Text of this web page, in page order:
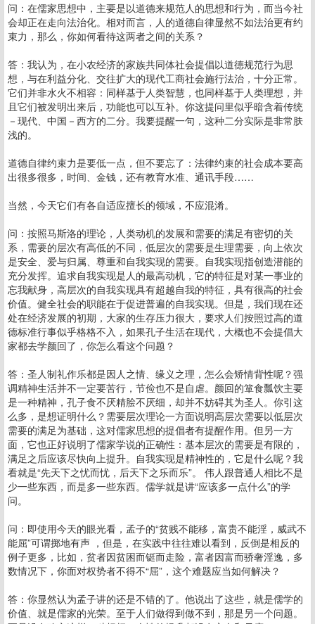
问：在儒家思想中，主要是以道德来规范人的思想和行为，而当今社
会却正在走向法治化。相对而言，人的道德自律显然不如法治更有约
束力，那么，你如何看待这两者之间的关系？
答：我认为，在小农经济的家族共同体社会提倡以道德规范行为思
想，与在利益分化、交往扩大的现代工商社会施行法治，十分正常。
它们并非水火不相容：同样基于人类智慧，也同样基于人类理想，并
且它们被发明出来后，功能也可以互补。你这提问里似乎暗含着传统
－现代、中国－西方的二分。我要提醒一句，这种二分实际是非常肤
浅的。
道德自律约束力是要低一点，但不要忘了：法律约束的社会成本要高
出很多很多，时间、金钱，还有教育水准、通讯手段……
当然，今天它们有各自适应擅长的领域，不应混淆。
问：按照马斯洛的理论，人类动机的发展和需要的满足有密切的关
系，需要的层次有高低的不同，低层次的需要是生理需要，向上依次
是安全、爱与归属、尊重和自我实现的需要。自我实现指创造潜能的
充分发挥。追求自我实现是人的最高动机，它的特征是对某一事业的
忘我献身，高层次的自我实现具有超越自我的特征，具有很高的社会
价值。健全社会的职能在于促进普遍的自我实现。但是，我们现在还
处在经济发展的初期，大家的生存压力很大，要求人们按照过高的道
德标准行事似乎格格不入，如果孔子生活在现代，大概也不会提倡大
家都去学颜回了，你怎么看这个问题？
答：圣人制礼作乐都是因人之情、缘义之理，怎么会矫情背性呢？强
调精神生活并不一定要苦行，节俭也不是自虐。颜回的箪食瓢饮主要
是一种精神，孔子食不厌精脍不厌细，却并不妨碍其为圣人。你引这
么多，是想证明什么？需要层次理论一方面说明高层次需要以低层次
需要的满足为基础，这对儒家思想的提倡者有提醒作用。但另一方
面，它也正好说明了儒家学说的正确性：基本层次的需要是有限的，
满足之后应该尽快向上提升。自我实现是精神性的，它是什么呢？我
看就是“先天下之忧而忧，后天下之乐而乐”。 伟人跟普通人相比不是
少一些东西，而是多一些东西。儒学就是讲“应该多一点什么”的学
问。
问：即使用今天的眼光看，孟子的“贫贱不能移，富贵不能淫，威武不
能屈”可谓掷地有声 ，但是，在实践中往往难以看到，反倒是相反的
例子更多，比如，贫者因贫困而铤而走险，富者因富而骄奢淫逸，多
数情况下，你面对权势者不得不“屈”，这个难题应当如何解决？
答：你显然认为孟子讲的还是不错的了。他说出了这些，就是儒学的
价值、就是儒家的光荣。至于人们做得到做不到，那是另一个问题。